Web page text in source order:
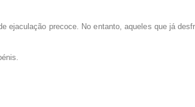
precoce. No entanto, aqueles que já